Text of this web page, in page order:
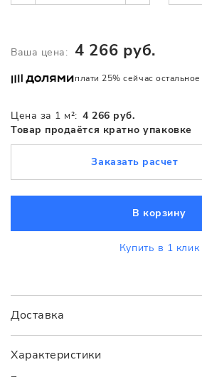
Характеристики
Доставка
Доставка
Цена за 1 м²: 4 266 руб.
Товар продаётся кратно упаковке
Ваша цена: 4 266 руб.
плати 25% сейчас
В корзину
Купить в 1 клик
Заказать расчет